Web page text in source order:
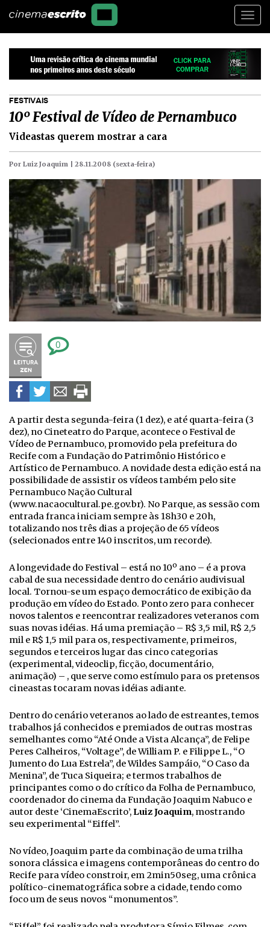
FESTIVAIS
10º Festival de Vídeo de Pernambuco
Videastas querem mostrar a cara
Por Luiz Joaquim | 28.11.2008 (sexta-feira)
0
A partir desta segunda-feira (1 dez), e até quarta-feira (3
dez), no Cineteatro do Parque, acontece o Festival de
Vídeo de Pernambuco, promovido pela prefeitura do
Recife com a Fundação do Patrimônio Histórico e
Artístico de Pernambuco. A novidade desta edição está na
possibilidade de assistir os vídeos também pelo site
Pernambuco Nação Cultural
(www.nacaocultural.pe.gov.br). No Parque, as sessão com
entrada franca iniciam sempre às 18h30 e 20h,
totalizando nos três dias a projeção de 65 vídeos
(selecionados entre 140 inscritos, um recorde).
A longevidade do Festival – está no 10º ano – é a prova
cabal de sua necessidade dentro do cenário audivisual
local. Tornou-se um espaço democrático de exibição da
produção em vídeo do Estado. Ponto zero para conhecer
novos talentos e reencontrar realizadores veteranos com
suas novas idéias. Há uma premiação – R$ 3,5 mil, R$ 2,5
mil e R$ 1,5 mil para os, respectivamente, primeiros,
segundos e terceiros lugar das cinco categorias
(experimental, videoclip, ficção, documentário,
animação) – , que serve como estímulo para os pretensos
cineastas tocaram novas idéias adiante.
Dentro do cenário veteranos ao lado de estreantes, temos
trabalhos já conhecidos e premiados de outras mostras
semelhantes como “Até Onde a Vista Alcança”, de Felipe
Peres Calheiros, “Voltage”, de William P. e Filippe L., “O
Jumento do Lua Estrela”, de Wildes Sampáio, “O Caso da
Menina”, de Tuca Siqueira; e termos trabalhos de
principantes como o do crítico da Folha de Pernambuco,
coordenador do cinema da Fundação Joaquim Nabuco e
autor deste ‘CinemaEscrito’,Luiz Joaquim, mostrando
seu experimental “Eiffel”.
No vídeo, Joaquim parte da combinação de uma trilha
sonora clássica e imagens contemporâneas do centro do
Recife para vídeo constroir, em 2min50seg, uma crônica
político-cinematográfica sobre a cidade, tendo como
foco um de seus novos “monumentos”.